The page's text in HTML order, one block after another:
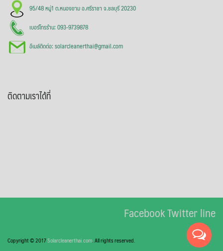
95/48 หมู่1 ต.หนองขาม อ.ศรีราชา จ.ชลบุรี 20230
เบอร์โทรร้าน: 093-9739878
อีเมล์ติดต่อ: solarcleanerthai@gmail.com
ติดตามเราได้ที่
Copyright © 2017Solarcleanerthai.com. All rights reserved.
FacebookTwitterline